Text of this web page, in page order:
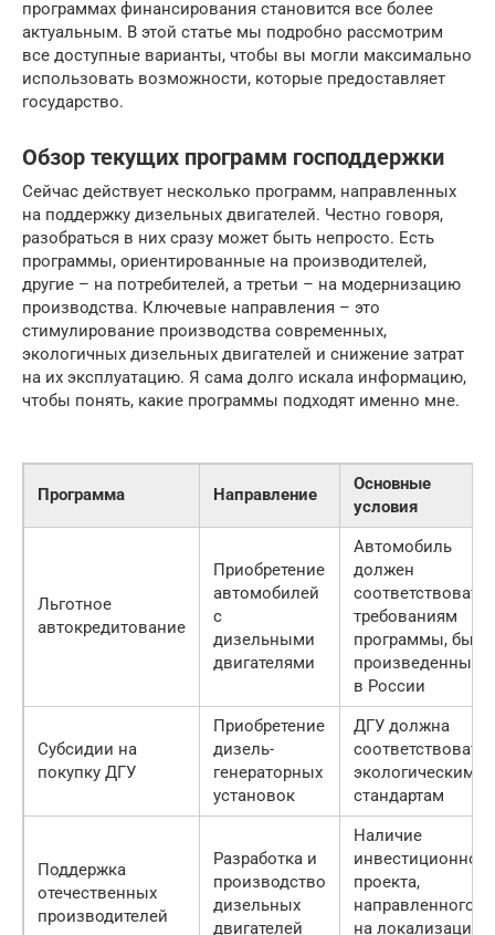
программах финансирования становится все более
актуальным. В этой статье мы подробно рассмотрим
все доступные варианты, чтобы вы могли максимально
использовать возможности, которые предоставляет
государство.
Обзор текущих программ господдержки
Сейчас действует несколько программ, направленных
на поддержку дизельных двигателей. Честно говоря,
разобраться в них сразу может быть непросто. Есть
программы, ориентированные на производителей,
другие – на потребителей, а третьи – на модернизацию
производства. Ключевые направления – это
стимулирование производства современных,
экологичных дизельных двигателей и снижение затрат
на их эксплуатацию. Я сама долго искала информацию,
чтобы понять, какие программы подходят именно мне.
Программа Направление
Основные
условия
Льготное
автокредитование
Приобретение
автомобилей
с
дизельными
двигателями
Автомобиль
должен
соответствовать
требованиям
программы, быть
произведенным
в России
Субсидии на
покупку ДГУ
Приобретение
дизель-
генераторных
установок
ДГУ должна
соответствовать
экологическим
стандартам
Поддержка
отечественных
производителей
Разработка и
производство
дизельных
двигателей
Наличие
инвестиционного
проекта,
направленного
на локализацию